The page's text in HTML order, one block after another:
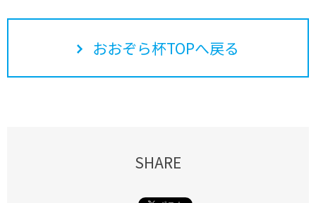
おおぞら杯TOPへ戻る
SHARE